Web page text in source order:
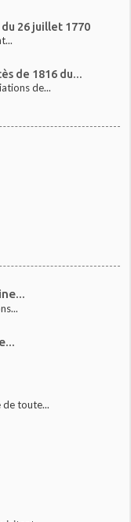
26 juillet 1770
de 1816 du...
de...
de toute...